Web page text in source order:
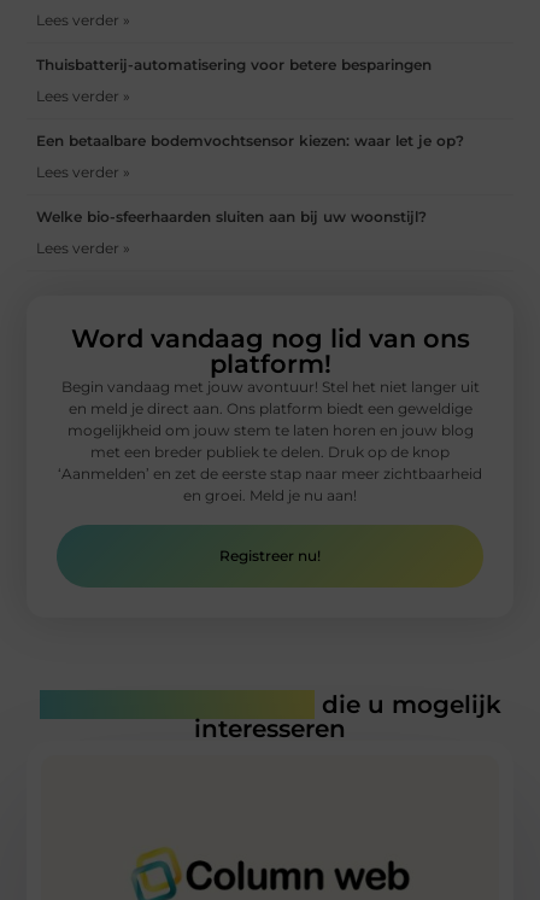
Lees verder »
Thuisbatterij-automatisering voor betere besparingen
Lees verder »
Een betaalbare bodemvochtsensor kiezen: waar let je op?
Lees verder »
Welke bio-sfeerhaarden sluiten aan bij uw woonstijl?
Lees verder »
Word vandaag nog lid van ons
platform!
Begin vandaag met jouw avontuur! Stel het niet langer uit
en meld je direct aan. Ons platform biedt een geweldige
mogelijkheid om jouw stem te laten horen en jouw blog
met een breder publiek te delen. Druk op de knop
‘Aanmelden’ en zet de eerste stap naar meer zichtbaarheid
en groei. Meld je nu aan!
Registreer nu!
die u mogelijk
interesseren